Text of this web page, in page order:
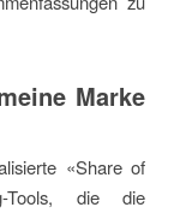
Marke
«Share of
Tools, die die